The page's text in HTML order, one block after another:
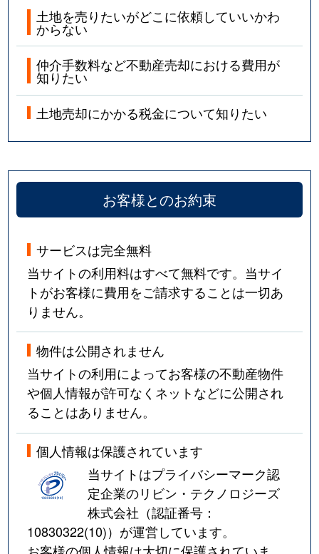
土地を売りたいがどこに依頼していいかわ
からない
仲介手数料など不動産売却における費用が
知りたい
土地売却にかかる税金について知りたい
お客様とのお約束
サービスは完全無料
当サイトの利用料はすべて無料です。当サイ
トがお客様に費用をご請求することは一切あ
りません。
物件は公開されません
当サイトの利用によってお客様の不動産物件
や個人情報が許可なくネットなどに公開され
ることはありません。
個人情報は保護されています
当サイトはプライバシーマーク認
定企業のリビン・テクノロジーズ
株式会社（認証番号：
10830322(10)）が運営しています。